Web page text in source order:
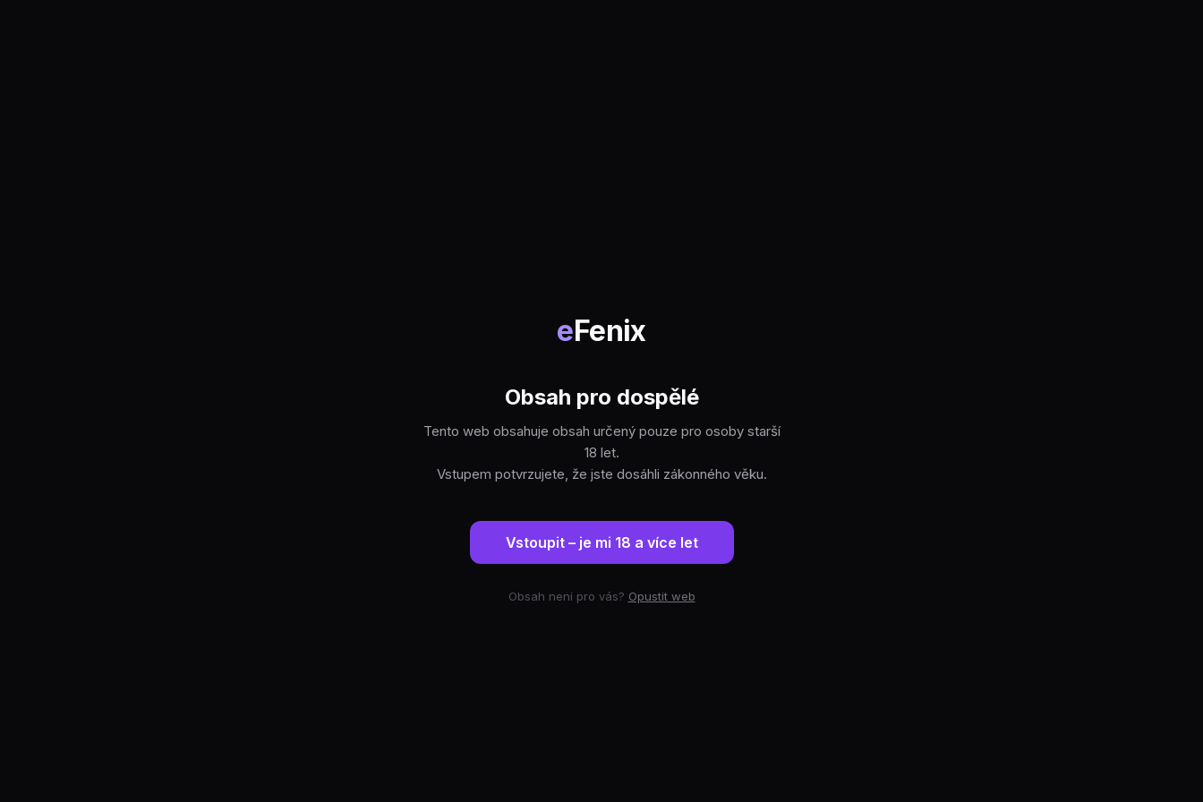
eFenix
Obsah pro dospělé
Tento web obsahuje obsah určený pouze pro osoby starší
18 let.
Vstupem potvrzujete, že jste dosáhli zákonného věku.
Vstoupit – je mi 18 a více let
Obsah není pro vás? Opustit web